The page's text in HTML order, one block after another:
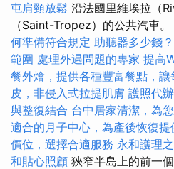
屯肩頸放鬆 沿法國里維埃拉（
（Saint-Tropez）的公共汽車。
何準備符合規定 助聽器多少錢
範圍 處理外遇問題的專家 提高
餐外燴，提供各種豐富餐點，
皮，非侵入式拉提肌膚 護照代
與整復結合 台中居家清潔，為
適合的月子中心，為產後恢復提
價位，選擇合適服務 永和護理
和貼心照顧 狹窄半島上的前一